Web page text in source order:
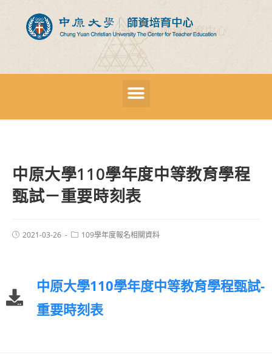
中原大學110學年度中等教育學程
甄試－重要時刻表
2021-03-26 109學年度報名相關資料
中原大學110學年度中等教育學程甄試-
重要時刻表